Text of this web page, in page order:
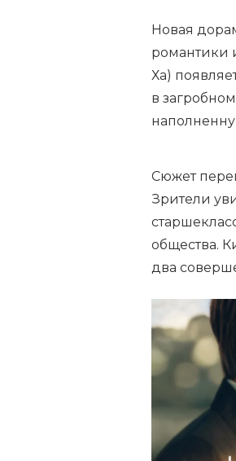
Новая
романтики
Ха)
в
Сюжет
Зрители
общества.
два